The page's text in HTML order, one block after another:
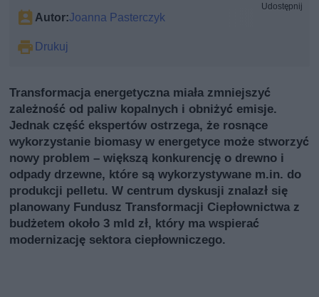
Autor:Joanna Pasterczyk
Drukuj
Udostępnij
Transformacja energetyczna miała zmniejszyć
zależność od paliw kopalnych i obniżyć emisje.
Jednak część ekspertów ostrzega, że rosnące
wykorzystanie biomasy w energetyce może stworzyć
nowy problem – większą konkurencję o drewno i
odpady drzewne, które są wykorzystywane m.in. do
produkcji pelletu. W centrum dyskusji znalazł się
planowany Fundusz Transformacji Ciepłownictwa z
budżetem około 3 mld zł, który ma wspierać
modernizację sektora ciepłowniczego.